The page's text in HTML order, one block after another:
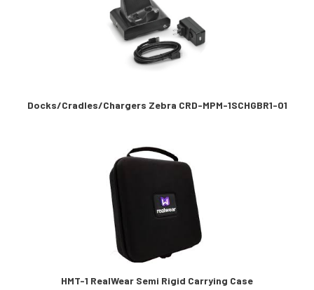
Docks/Cradles/Chargers Zebra CRD-MPM-1SCHGBR1-01
HMT-1 RealWear Semi Rigid Carrying Case